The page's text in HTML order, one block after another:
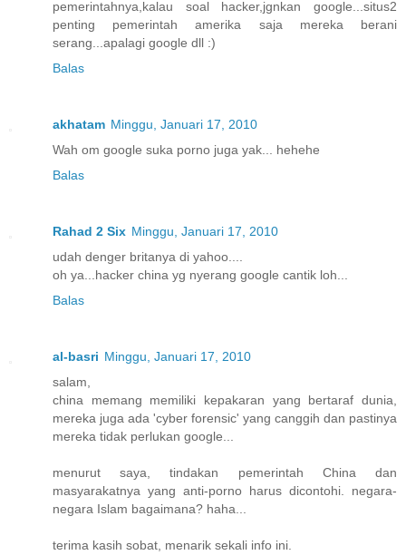
pemerintahnya,kalau soal hacker,jgnkan google...situs2
penting pemerintah amerika saja mereka berani
serang...apalagi google dll :)
Balas
akhatam Minggu, Januari 17, 2010
Wah om google suka porno juga yak... hehehe
Balas
Rahad 2 Six Minggu, Januari 17, 2010
udah denger britanya di yahoo....
oh ya...hacker china yg nyerang google cantik loh...
Balas
al-basri Minggu, Januari 17, 2010
salam,
china memang memiliki kepakaran yang bertaraf dunia,
mereka juga ada 'cyber forensic' yang canggih dan pastinya
mereka tidak perlukan google...
menurut saya, tindakan pemerintah China dan
masyarakatnya yang anti-porno harus dicontohi. negara-
negara Islam bagaimana? haha...
terima kasih sobat, menarik sekali info ini.